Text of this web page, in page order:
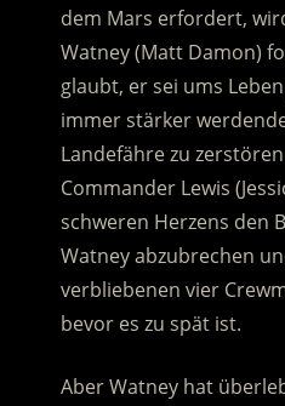
dem Mars erfordert,
Watney (Matt Damon)
glaubt, er sei ums
immer stärker
Landefähre zu
Commander Lewis
schweren Herzens den
Watney abzubrechen
verbliebenen vier
bevor es zu spät ist.
Aber Watney hat